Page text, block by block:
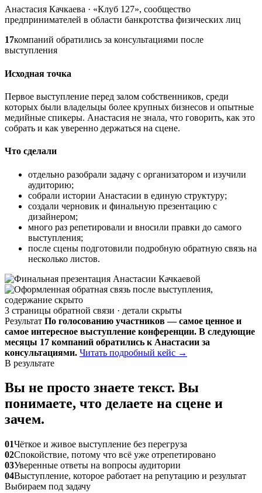
Анастасия Качкаева · «Клуб 127», сообщество
предпринимателей в области банкротства физических лиц
17компаний обратились за консультациями после
выступления
Исходная точка
Первое выступление перед залом собственников, среди
которых были владельцы более крупных бизнесов и опытные
медийные спикеры. Анастасия не знала, что говорить, как это
собрать и как уверенно держаться на сцене.
Что сделали
отдельно разобрали задачу с организатором и изучили
аудиторию;
собрали истории Анастасии в единую структуру;
создали черновик и финальную презентацию с
дизайнером;
много раз репетировали и вносили правки до самого
выступления;
после сцены подготовили подробную обратную связь на
несколько листов.
3 страницы обратной связи · детали скрыты
Результат По голосованию участников — самое ценное и
самое интересное выступление конференции. В следующие
месяцы 17 компаний обратились к Анастасии за
консультациями. Читать подробный кейс →
В результате
Вы не просто знаете текст. Вы
понимаете, что делаете на сцене и
зачем.
01Чёткое и живое выступление без перегруза
02Спокойствие, потому что всё уже отрепетировано
03Уверенные ответы на вопросы аудитории
04Выступление, которое работает на репутацию и результат
Выбираем под задачу